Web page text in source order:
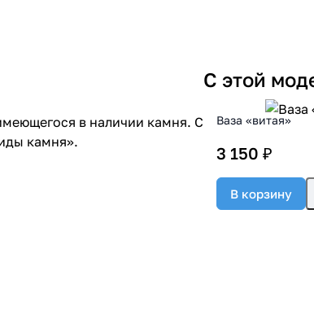
в наличии камня. С
камня».
С этой
Ваза «витая»
3 150 ₽
В корзину